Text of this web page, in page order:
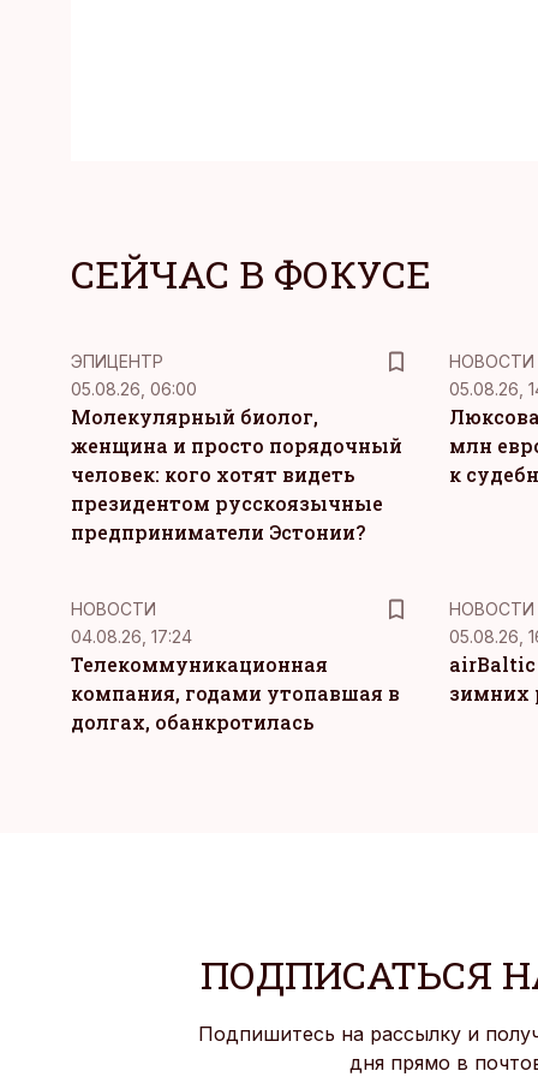
СЕЙЧАС В ФОКУСЕ
ЭПИЦЕНТР
05.08.26, 06:00
Молекулярный биолог,
женщина и просто порядочный
человек: кого хотят видеть
президентом русскоязычные
предприниматели Эстонии?
НОВОСТИ
05.08.26,
млн
к
НОВОСТИ
04.08.26, 17:24
Телекоммуникационная
компания, годами утопавшая в
долгах, обанкротилась
НОВОСТИ
05.08.26,
airBaltic
зимних
ПОДПИСАТЬСЯ
Подпишитесь на рассылку и
дня прямо в